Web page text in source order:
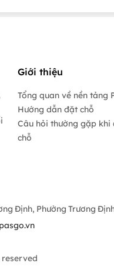
Giới thiệu
Tổng quan về nền tảng
Hướng dẫn đặt chỗ
Câu hỏi thường gặp khi
chỗ
Định, Phường Trương
reserved